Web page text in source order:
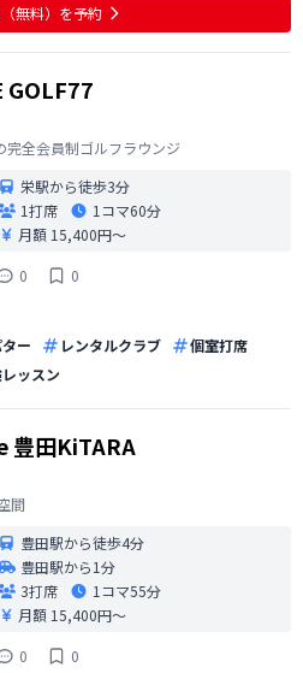
無料）を予約
GOLF77
全会員制ゴルフラウンジ
栄駅から徒歩3分
1打席
1コマ60分
月額 15,400円〜
0
0
ー レンタルクラブ
個室打席
ッスン
豊田KiTARA
間
豊田駅から徒歩4分
豊田駅から1分
3打席
1コマ55分
月額 15,400円〜
0
0